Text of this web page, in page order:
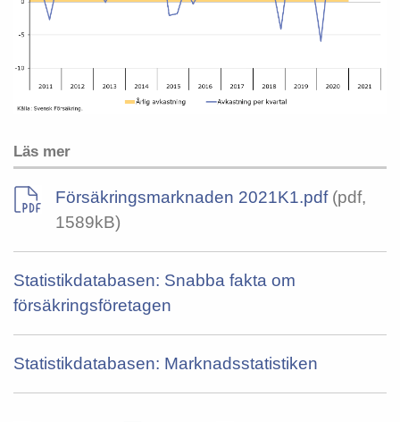
Läs mer
Försäkringsmarknaden 2021K1.pdf(pdf,
1589kB)
Statistikdatabasen: Snabba fakta om
försäkringsföretagen
Statistikdatabasen: Marknadsstatistiken